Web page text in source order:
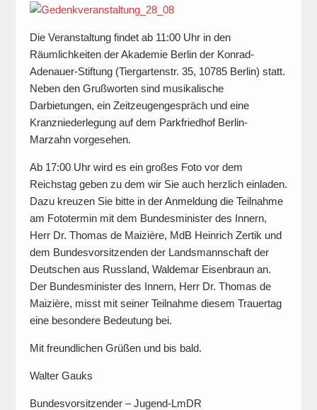
Die Veranstaltung findet ab 11:00 Uhr in den
Räumlichkeiten der Akademie Berlin der Konrad-
Adenauer-Stiftung (Tiergartenstr. 35, 10785 Berlin) statt.
Neben den Grußworten sind musikalische
Darbietungen, ein Zeitzeugengespräch und eine
Kranzniederlegung auf dem Parkfriedhof Berlin-
Marzahn vorgesehen.
Ab 17:00 Uhr wird es ein großes Foto vor dem
Reichstag geben zu dem wir Sie auch herzlich einladen.
Dazu kreuzen Sie bitte in der Anmeldung die Teilnahme
am Fototermin mit dem Bundesminister des Innern,
Herr Dr. Thomas de Maizière, MdB Heinrich Zertik und
dem Bundesvorsitzenden der Landsmannschaft der
Deutschen aus Russland, Waldemar Eisenbraun an.
Der Bundesminister des Innern, Herr Dr. Thomas de
Maizière, misst mit seiner Teilnahme diesem Trauertag
eine besondere Bedeutung bei.
Mit freundlichen Grüßen und bis bald.
Walter Gauks
Bundesvorsitzender – Jugend-LmDR